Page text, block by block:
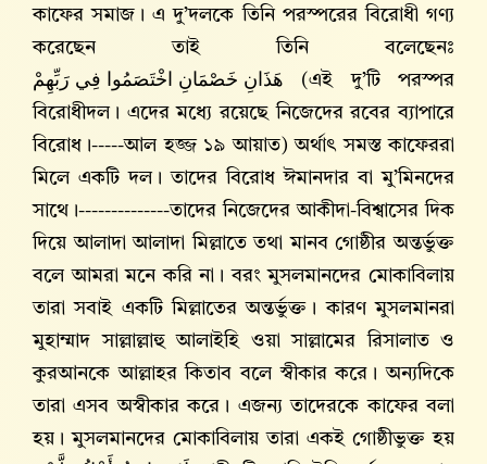
কাফের সমাজ। এ দু’দলকে তিনি পরস্পরের বিরোধী গণ্য
করেছেন তাই তিনি বলেছেনঃ
هَذَانِ خَصْمَانِ اخْتَصَمُوا فِي رَبِّهِمْ (এই দু’টি পরস্পর
বিরোধীদল। এদের মধ্যে রয়েছে নিজেদের রবের ব্যাপারে
বিরোধ।-----আল হজ্জ ১৯ আয়াত) অর্থাৎ সমস্ত কাফেররা
মিলে একটি দল। তাদের বিরোধ ঈমানদার বা মু’মিনদের
সাথে।--------------তাদের নিজেদের আকীদা-বিশ্বাসের দিক
দিয়ে আলাদা আলাদা মিল্লাতে তথা মানব গোষ্ঠীর অন্তর্ভুক্ত
বলে আমরা মনে করি না। বরং মুসলমানদের মোকাবিলায়
তারা সবাই একটি মিল্লাতের অন্তর্ভুক্ত। কারণ মুসলমানরা
মুহাম্মাদ সাল্লাল্লাহু আলাইহি ওয়া সাল্লামের রিসালাত ও
কুরআনকে আল্লাহর কিতাব বলে স্বীকার করে। অন্যদিকে
তারা এসব অস্বীকার করে। এজন্য তাদেরকে কাফের বলা
হয়। মুসলমানদের মোকাবিলায় তারা একই গোষ্ঠীভুক্ত হয়